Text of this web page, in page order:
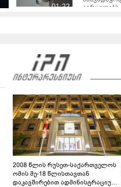
01:22
ავრცელებს
03:57
"ამ ვიდეოს
გურამის
ამბობს
00:29
"-
თუ
სოციალურ
ვრცელდება
2008 წლის რუსეთ-საქართველოს
ომის მე-18 წლისთავთან
დაკავშირებით ადმინისტრაციულ